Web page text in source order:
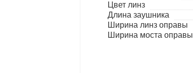
Цвет линз
Длина заушника
Ширина линз оправы
Ширина моста оправы